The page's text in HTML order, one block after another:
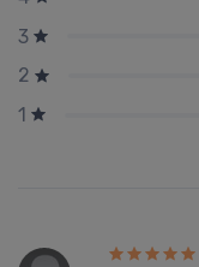
3
2
1